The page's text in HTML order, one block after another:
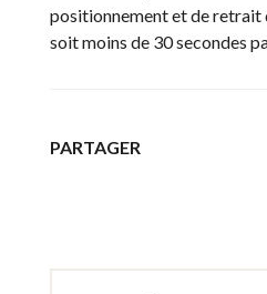
positionnement et de retrait
soit moins de 30 secondes
PARTAGER